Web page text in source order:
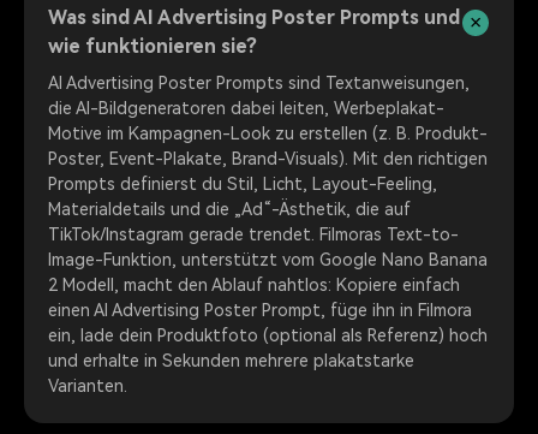
Was sind AI Advertising Poster Prompts und
wie funktionieren sie?
AI Advertising Poster Prompts sind Textanweisungen,
die AI-Bildgeneratoren dabei leiten, Werbeplakat-
Motive im Kampagnen-Look zu erstellen (z. B. Produkt-
Poster, Event-Plakate, Brand-Visuals). Mit den richtigen
Prompts definierst du Stil, Licht, Layout-Feeling,
Materialdetails und die „Ad“-Ästhetik, die auf
TikTok/Instagram gerade trendet. Filmoras Text-to-
Image-Funktion, unterstützt vom Google Nano Banana
2 Modell, macht den Ablauf nahtlos: Kopiere einfach
einen AI Advertising Poster Prompt, füge ihn in Filmora
ein, lade dein Produktfoto (optional als Referenz) hoch
und erhalte in Sekunden mehrere plakatstarke
Varianten.